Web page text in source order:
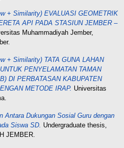
+ Similarity) EVALUASI GEOMETRIK
API PADA STASIUN JEMBER –
Muhammadiyah Jember,
+ Similarity) TATA GUNA LAHAN
PENYELAMATAN TAMAN
DI PERBATASAN KABUPATEN
METODE IRAP. Universitas
Antara Dukungan Sosial Guru dengan
Siswa SD. Undergraduate thesis,
JEMBER.